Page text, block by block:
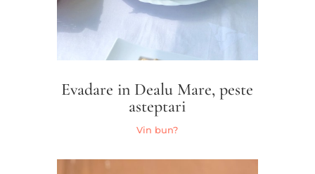
Evadare in Dealu Mare, peste
asteptari
Vin bun?